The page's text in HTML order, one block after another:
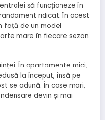
să funcționeze în
ridicat. În acest
față de un model
mare în fiecare sezon
În apartamente mici,
la început, însă pe
se adună. În case mari,
devin și mai